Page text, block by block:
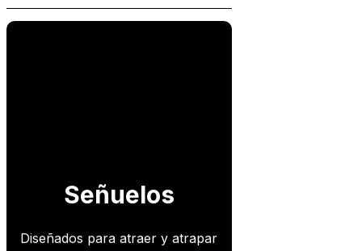
Señuelos
Diseñados para atraer y atrapar